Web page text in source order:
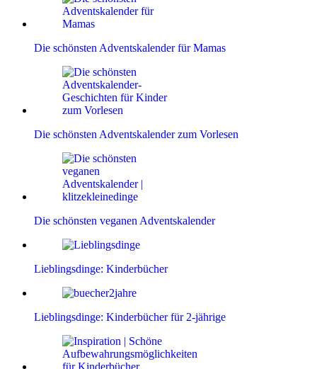
Die schönsten Adventskalender für Mamas
Die schönsten Adventskalender zum Vorlesen
Die schönsten veganen Adventskalender
Lieblingsdinge: Kinderbücher
Lieblingsdinge: Kinderbücher für 2-jährige